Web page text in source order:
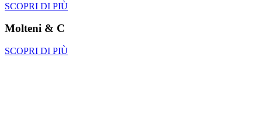
SCOPRI DI PIÙ
Molteni & C
SCOPRI DI PIÙ